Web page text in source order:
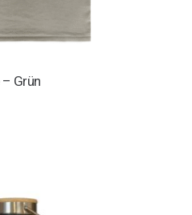
Grün